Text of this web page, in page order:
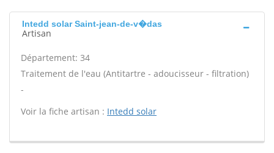
Intedd solar Saint-jean-de-v�das
Artisan
Département: 34
Traitement de l'eau (Antitartre - adoucisseur - filtration)
-
Voir la fiche artisan : Intedd solar